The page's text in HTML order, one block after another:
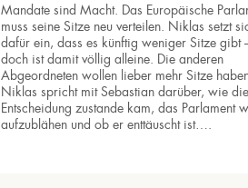
Mandate sind Macht. Das Europäische
muss seine Sitze neu verteilen. Niklas setzt
dafür ein, dass es künftig weniger Sitze gibt
doch ist damit völlig alleine. Die anderen
Abgeordneten wollen lieber mehr Sitze
Niklas spricht mit Sebastian darüber, wie die
Entscheidung zustande kam, das Parlament
aufzublähen und ob er enttäuscht ist….